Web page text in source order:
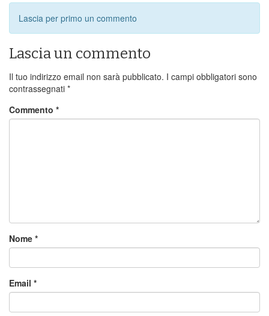
Lascia per primo un commento
Lascia un commento
Il tuo indirizzo email non sarà pubblicato. I campi obbligatori sono
contrassegnati *
Commento *
Nome *
Email *